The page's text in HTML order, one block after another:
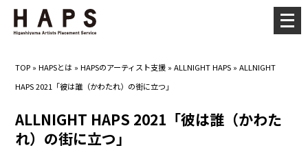
TOP »HAPSとは »HAPSのアーティスト支援 »ALLNIGHT HAPS »ALLNIGHT
HAPS 2021「彼は誰（かわたれ）の街に立つ」
ALLNIGHT HAPS 2021「彼は誰（かわた
れ）の街に立つ」
メ
ニ
開